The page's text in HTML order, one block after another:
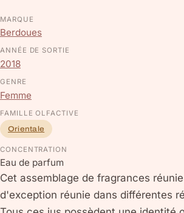
MARQUE
Berdoues
ANNÉE DE SORTIE
2018
GENRE
Femme
FAMILLE OLFACTIVE
Orientale
CONCENTRATION
Eau de parfum
Cet assemblage de fragrances
d'exception réunie dans différentes